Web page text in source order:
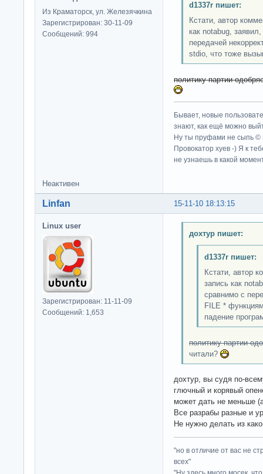
Из Краматорск, ул. Железячкина
Зарегистрирован: 30-11-09
Сообщений: 994
d1337r пишет:
Кстати, автор
как notabug,
передачей
stdio, что тоже
политику партии
Бывает, новые
знают, как ещё можно
Ну ты пруфами не сыпь ©
Провокатор хуев -) Я к
не узнаешь в какой
Неактивен
15-11-10 18:13:15
Linfan
Linux user
Зарегистрирован: 11-11-09
Сообщений: 1,653
дохтур пишет:
d1337r пишет:
Кстати, автор
запись как
сравнимо с
FILE *
падение
политику партии
читали?
дохтур, вы судя по-
глючный и корявый
может дать не меньше
Все разрабы разные и
Не нужно делать из
"но в отличие от вас не
всех"